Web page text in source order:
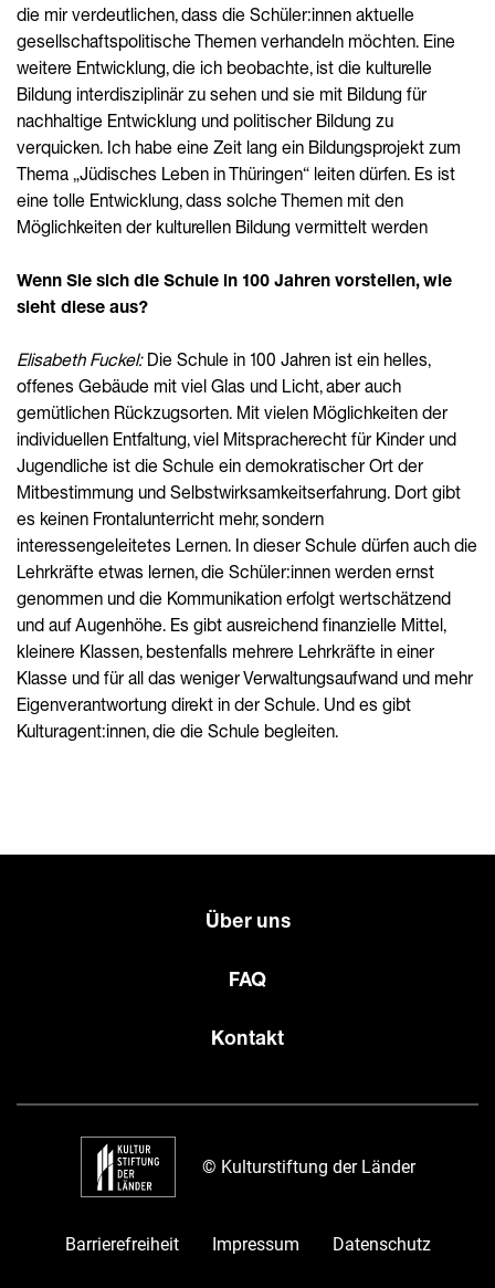
die mir verdeutlichen, dass die Schüler:innen aktuelle
gesellschaftspolitische Themen verhandeln möchten. Eine
weitere Entwicklung, die ich beobachte, ist die kulturelle
Bildung interdisziplinär zu sehen und sie mit Bildung für
nachhaltige Entwicklung und politischer Bildung zu
verquicken. Ich habe eine Zeit lang ein Bildungsprojekt zum
Thema „Jüdisches Leben in Thüringen“ leiten dürfen. Es ist
eine tolle Entwicklung, dass solche Themen mit den
Möglichkeiten der kulturellen Bildung vermittelt werden
Wenn Sie sich die Schule in 100 Jahren vorstellen, wie
sieht diese aus?
Elisabeth Fuckel: Die Schule in 100 Jahren ist ein helles,
offenes Gebäude mit viel Glas und Licht, aber auch
gemütlichen Rückzugsorten. Mit vielen Möglichkeiten der
individuellen Entfaltung, viel Mitspracherecht für Kinder und
Jugendliche ist die Schule ein demokratischer Ort der
Mitbestimmung und Selbstwirksamkeitserfahrung. Dort gibt
es keinen Frontalunterricht mehr, sondern
interessengeleitetes Lernen. In dieser Schule dürfen auch die
Lehrkräfte etwas lernen, die Schüler:innen werden ernst
genommen und die Kommunikation erfolgt wertschätzend
und auf Augenhöhe. Es gibt ausreichend finanzielle Mittel,
kleinere Klassen, bestenfalls mehrere Lehrkräfte in einer
Klasse und für all das weniger Verwaltungsaufwand und mehr
Eigenverantwortung direkt in der Schule. Und es gibt
Kulturagent:innen, die die Schule begleiten.
Über uns
FAQ
Kontakt
© Kulturstiftung der Länder
Barrierefreiheit Impressum Datenschutz